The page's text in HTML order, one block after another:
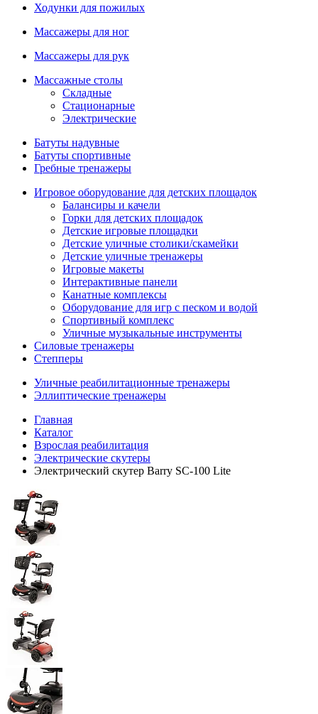
Ходунки для пожилых
Массажеры для ног
Массажеры для рук
Массажные столы
Складные
Стационарные
Электрические
Батуты надувные
Батуты спортивные
Гребные тренажеры
Игровое оборудование для детских площадок
Балансиры и качели
Горки для детских площадок
Детские игровые площадки
Детские уличные столики/скамейки
Детские уличные тренажеры
Игровые макеты
Интерактивные панели
Канатные комплексы
Оборудование для игр с песком и водой
Спортивный комплекс
Уличные музыкальные инструменты
Силовые тренажеры
Степперы
Уличные реабилитационные тренажеры
Эллиптические тренажеры
Главная
Каталог
Взрослая реабилитация
Электрические скутеры
Электрический скутер Barry SC-100 Lite